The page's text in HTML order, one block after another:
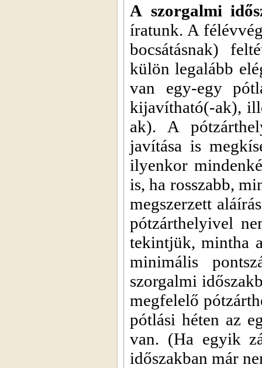
A szorgalmi
íratunk. A
bocsátásnak)
külön legalább
van egy-egy
kijavítható(-ak),
ak). A
javítása is
ilyenkor
is, ha rosszabb,
megszerzett
pótzárthelyivel
tekintjük, mintha
minimális
szorgalmi
megfelelő
pótlási héten az
van. (Ha egyik
időszakban már